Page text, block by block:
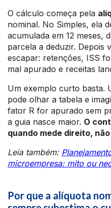
O cálculo começa pela
nominal. No Simples, ela
acumulada em 12 meses,
parcela a deduzir. Depois
escapar: retenções, ISS
mal apurado e receitas
Um exemplo curto basta.
pode olhar a tabela e
fator R for apurado sem
a guia nasce maior. O
quando mede direito,
Leia também:
microempresa: mito ou
Por que a alíquota